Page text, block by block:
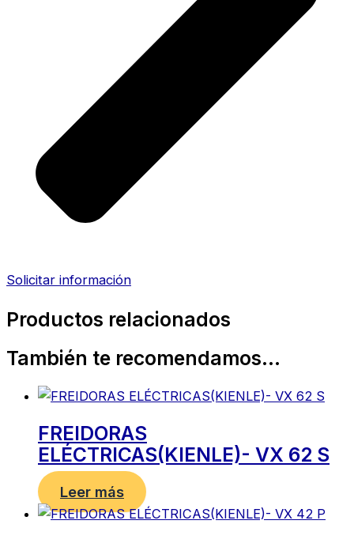
Solicitar información
Productos relacionados
También te recomendamos…
FREIDORAS
ELÉCTRICAS(KIENLE)- VX 62 S
Leer más